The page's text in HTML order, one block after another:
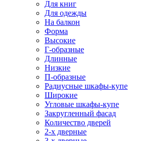
Для книг
Для одежды
На балкон
Форма
Высокие
Г-образные
Длинные
Низкие
П-образные
Радиусные шкафы-купе
Широкие
Угловые шкафы-купе
Закругленный фасад
Количество дверей
2-х дверные